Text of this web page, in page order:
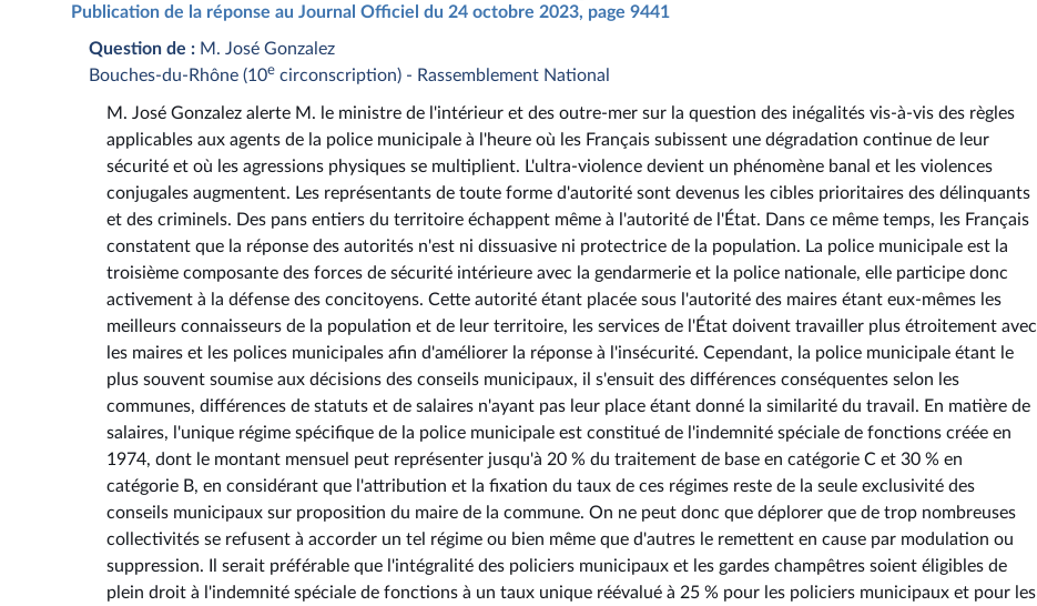
Publication de la réponse au Journal Officiel du 24 octobre 2023, page 9441
Question de : M. José Gonzalez
Bouches-du-Rhône (10e circonscription) - Rassemblement National
M. José Gonzalez alerte M. le ministre de l'intérieur et des outre-mer sur la question des inégalités vis-à-vis des règles
applicables aux agents de la police municipale à l'heure où les Français subissent une dégradation continue de leur
sécurité et où les agressions physiques se multiplient. L'ultra-violence devient un phénomène banal et les violences
conjugales augmentent. Les représentants de toute forme d'autorité sont devenus les cibles prioritaires des délinquants
et des criminels. Des pans entiers du territoire échappent même à l'autorité de l'État. Dans ce même temps, les Français
constatent que la réponse des autorités n'est ni dissuasive ni protectrice de la population. La police municipale est la
troisième composante des forces de sécurité intérieure avec la gendarmerie et la police nationale, elle participe donc
activement à la défense des concitoyens. Cette autorité étant placée sous l'autorité des maires étant eux-mêmes les
meilleurs connaisseurs de la population et de leur territoire, les services de l'État doivent travailler plus étroitement avec
les maires et les polices municipales afin d'améliorer la réponse à l'insécurité. Cependant, la police municipale étant le
plus souvent soumise aux décisions des conseils municipaux, il s'ensuit des différences conséquentes selon les
communes, différences de statuts et de salaires n'ayant pas leur place étant donné la similarité du travail. En matière de
salaires, l'unique régime spécifique de la police municipale est constitué de l'indemnité spéciale de fonctions créée en
1974, dont le montant mensuel peut représenter jusqu'à 20 % du traitement de base en catégorie C et 30 % en
catégorie B, en considérant que l'attribution et la fixation du taux de ces régimes reste de la seule exclusivité des
conseils municipaux sur proposition du maire de la commune. On ne peut donc que déplorer que de trop nombreuses
collectivités se refusent à accorder un tel régime ou bien même que d'autres le remettent en cause par modulation ou
suppression. Il serait préférable que l'intégralité des policiers municipaux et les gardes champêtres soient éligibles de
plein droit à l'indemnité spéciale de fonctions à un taux unique réévalué à 25 % pour les policiers municipaux et pour les